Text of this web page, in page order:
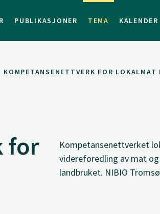
PUBLIKASJONER TEMA KALENDER
KOMPETANSENETTVERK FOR LOKALMAT
for
Kompetansenettverket
videreforedling av mat
landbruket. NIBIO